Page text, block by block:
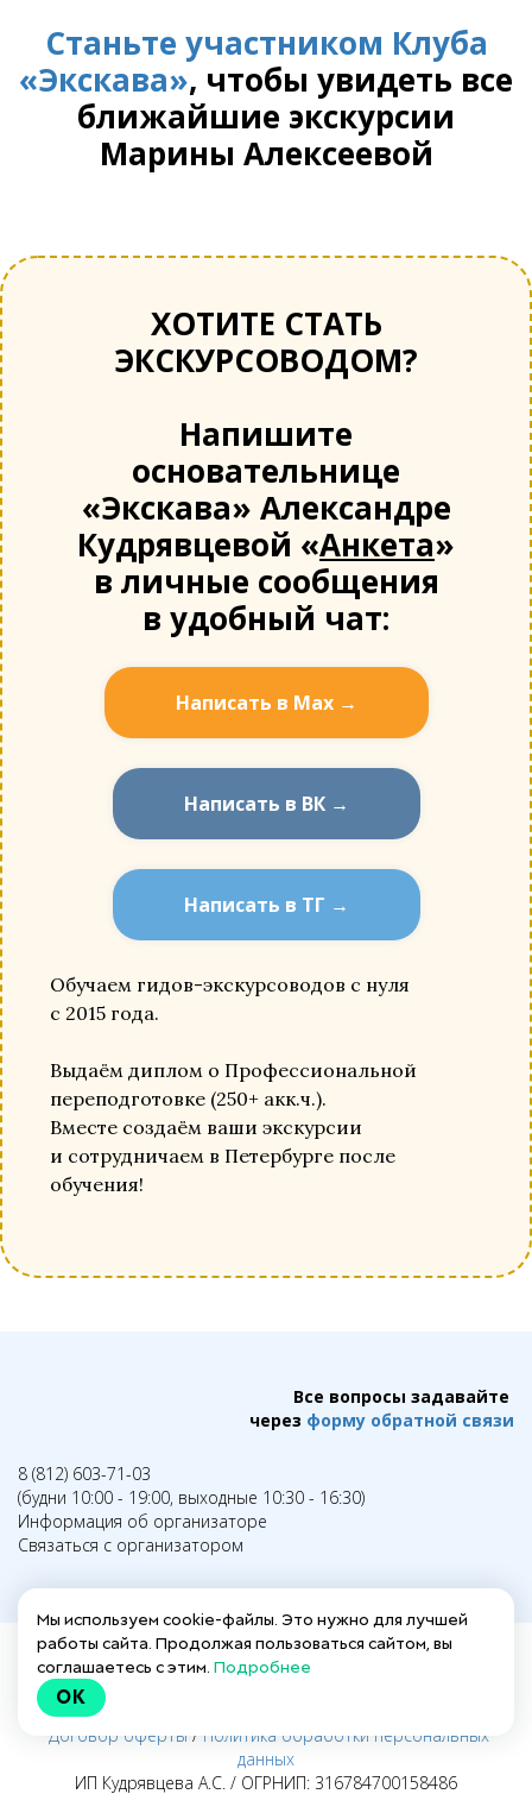
Станьте участником Клуба
«Экскава», чтобы увидеть все
ближайшие экскурсии
Марины Алексеевой
ХОТИТЕ СТАТЬ
ЭКСКУРСОВОДОМ?
Напишите
основательнице
«Экскава» Александре
Кудрявцевой «Анкета»
в личные сообщения
в удобный чат:
Написать в Мах →
Написать в ВК →
Написать в ТГ →
Обучаем гидов-экскурсоводов с нуля
с 2015 года.
Выдаём диплом о Профессиональной
переподготовке (250+ акк.ч.).
Вместе создаём ваши экскурсии
и сотрудничаем в Петербурге после
обучения!
Все вопросы задавайте
через форму обратной связи
8 (812) 603-71-03
(будни 10:00 - 19:00, выходные 10:30 - 16:30)
Информация об организаторе
Связаться с организатором
Заполнить анкету для действующих гидов →
Договор оферты / Политика обработки персональных
данных
ИП Кудрявцева А.С. / ОГРНИП: 316784700158486
Мы используем cookie-файлы. Это нужно для лучшей
работы сайта. Продолжая пользоваться сайтом, вы
соглашаетесь с этим. Подробнее
OK